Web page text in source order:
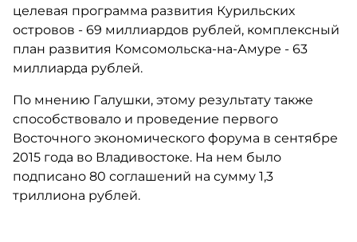
целевая программа развития Курильских
островов - 69 миллиардов рублей, комплексный
план развития Комсомольска-на-Амуре - 63
миллиарда рублей.
По мнению Галушки, этому результату также
способствовало и проведение первого
Восточного экономического форума в сентябре
2015 года во Владивостоке. На нем было
подписано 80 соглашений на сумму 1,3
триллиона рублей.